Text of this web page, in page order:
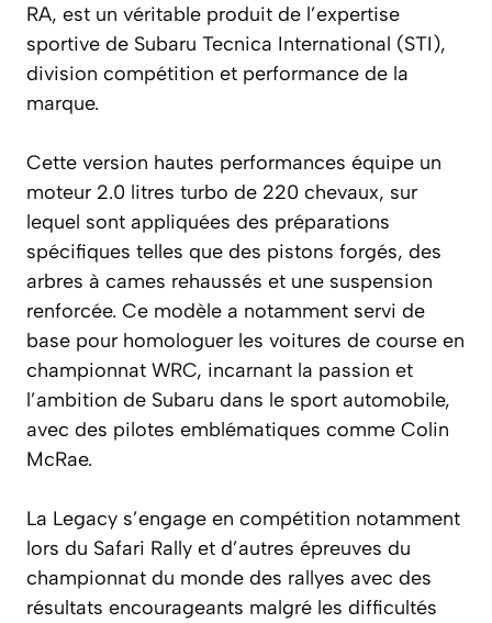
RA, est un véritable produit de l’expertise
sportive de Subaru Tecnica International (STI),
division compétition et performance de la
marque.
Cette version hautes performances équipe un
moteur 2.0 litres turbo de 220 chevaux, sur
lequel sont appliquées des préparations
spécifiques telles que des pistons forgés, des
arbres à cames rehaussés et une suspension
renforcée. Ce modèle a notamment servi de
base pour homologuer les voitures de course en
championnat WRC, incarnant la passion et
l’ambition de Subaru dans le sport automobile,
avec des pilotes emblématiques comme Colin
McRae.
La Legacy s’engage en compétition notamment
lors du Safari Rally et d’autres épreuves du
championnat du monde des rallyes avec des
résultats encourageants malgré les difficultés